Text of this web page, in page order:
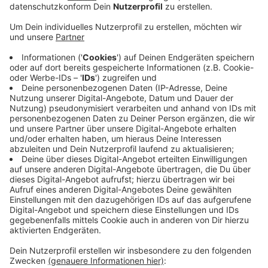
Vor eineinhalb Wochen war die Kita bis auf die
Grundmauern niedergebrannt. Doch die Familien und
Kinder blicken jetzt nach vorne. Der Förderverein hat
jetzt eine größere Spendenaktion ins Leben
gerufen. Der Förderverein sammelt Geld für Spielzeug,
Bastelmaterialien und Bücher für eine künftige
Übergangs-Kita. Einige Hundert Euro sind bereits auf
dem Konto.
IBAN: DE36 4015 4530 0052 1791 99
Wer Fragen hat, wendet sich an den Förderverein unter
foerderverein-spiekerhofkindergarten@web.de
Anzeige